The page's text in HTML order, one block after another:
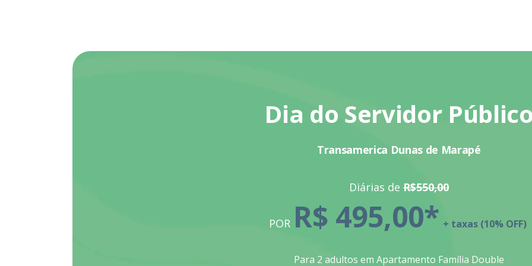
Dia do Servidor
Transamerica Dunas de Marapé
Diárias de R$550,00
POR R$ 495,00* + taxas (10% OFF)
Para 2 adultos em Apartamento Família Double